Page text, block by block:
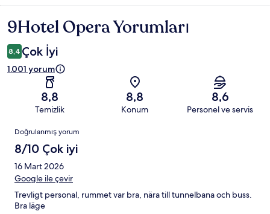
Yorumlar
9Hotel Opera Yorumları
8,4 Çok İyi
1.001 yorum
8,8
Temizlik
8,8
Konum
8,6
Personel ve servis
Yorumlar
Doğrulanmış yorum
8/10 Çok iyi
16 Mart 2026
Google ile çevir
Trevligt personal, rummet var bra, nära till tunnelbana och buss.
Bra läge